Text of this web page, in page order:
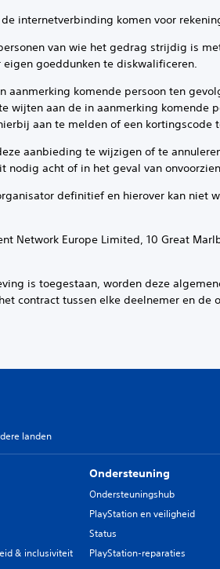
internetverbinding komen voor
van wie het gedrag strijdig is
goeddunken te diskwalificeren.
aanmerking komende persoon ten
wijten aan de in aanmerking komende
aan te melden of een kortingscode
aanbieding te wijzigen of te
acht of in het geval van
definitief en hierover kan niet
Network Europe Limited, 10 Great
is toegestaan, worden deze
contract tussen elke deelnemer en de
landen
& inclusiviteit
Ondersteuning
Ondersteuningshub
PlayStation en veiligheid
Status
PlayStation-reparaties